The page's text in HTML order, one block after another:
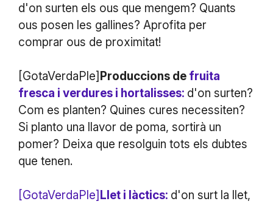
d'on surten els ous que mengem? Quants
ous posen les gallines? Aprofita per
comprar ous de proximitat!
[GotaVerdaPle] Produccions de fruita
fresca i verdures i hortalisses: d'on surten?
Com es planten? Quines cures necessiten?
Si planto una llavor de poma, sortirà un
pomer? Deixa que resolguin tots els dubtes
que tenen.
[GotaVerdaPle] Llet i làctics: d'on surt la llet,